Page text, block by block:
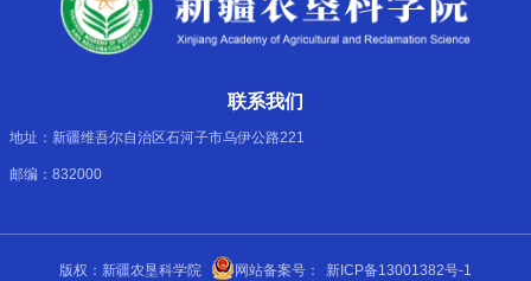
联系我们
地址：新疆维吾尔自治区石河子市乌伊公路221
邮编：832000
版权：新疆农垦科学院 网站备案号： 新ICP备13001382号-1